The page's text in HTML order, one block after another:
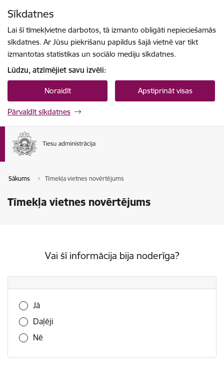
Sīkdatnes
Lai šī tīmekļvietne darbotos, tā izmanto obligāti nepieciešamās
sīkdatnes. Ar Jūsu piekrišanu papildus šajā vietnē var tikt
izmantotas statistikas un sociālo mediju sīkdatnes.
Lūdzu, atzīmējiet savu izvēli:
Noraidīt Apstiprināt visas
Pārvaldīt sīkdatnes
Sākums Tīmekļa vietnes novērtējums
Tīmekļa vietnes novērtējums
Vai šī informācija bija noderīga?
Vai šī informācija bija noderīga?
Jā
Daļēji
Nē